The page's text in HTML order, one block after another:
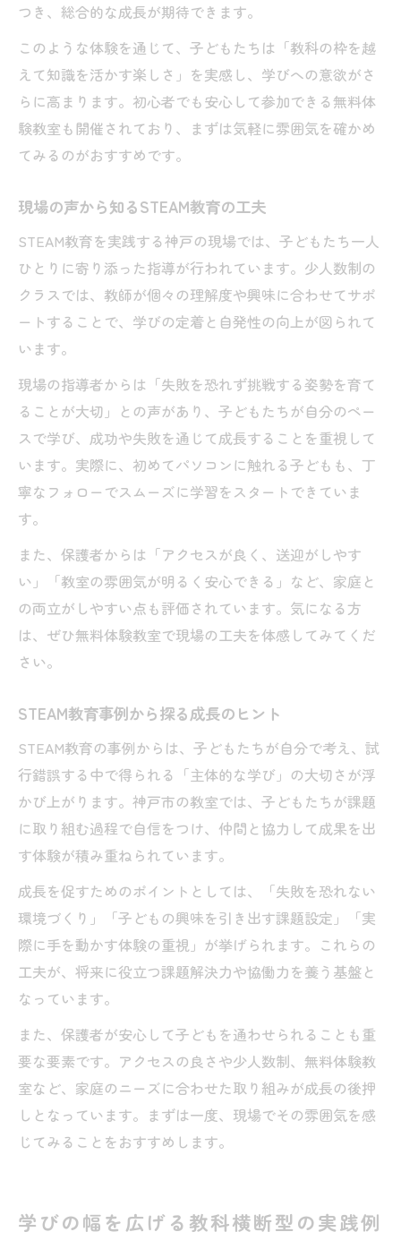
つき、総合的な成長が期待できます。
このような体験を通じて、子どもたちは「教科の枠を越
えて知識を活かす楽しさ」を実感し、学びへの意欲がさ
らに高まります。初心者でも安心して参加できる無料体
験教室も開催されており、まずは気軽に雰囲気を確かめ
てみるのがおすすめです。
現場の声から知るSTEAM教育の工夫
STEAM教育を実践する神戸の現場では、子どもたち一人
ひとりに寄り添った指導が行われています。少人数制の
クラスでは、教師が個々の理解度や興味に合わせてサポ
ートすることで、学びの定着と自発性の向上が図られて
います。
現場の指導者からは「失敗を恐れず挑戦する姿勢を育て
ることが大切」との声があり、子どもたちが自分のペー
スで学び、成功や失敗を通じて成長することを重視して
います。実際に、初めてパソコンに触れる子どもも、丁
寧なフォローでスムーズに学習をスタートできていま
す。
また、保護者からは「アクセスが良く、送迎がしやす
い」「教室の雰囲気が明るく安心できる」など、家庭と
の両立がしやすい点も評価されています。気になる方
は、ぜひ無料体験教室で現場の工夫を体感してみてくだ
さい。
STEAM教育事例から探る成長のヒント
STEAM教育の事例からは、子どもたちが自分で考え、試
行錯誤する中で得られる「主体的な学び」の大切さが浮
かび上がります。神戸市の教室では、子どもたちが課題
に取り組む過程で自信をつけ、仲間と協力して成果を出
す体験が積み重ねられています。
成長を促すためのポイントとしては、「失敗を恐れない
環境づくり」「子どもの興味を引き出す課題設定」「実
際に手を動かす体験の重視」が挙げられます。これらの
工夫が、将来に役立つ課題解決力や協働力を養う基盤と
なっています。
また、保護者が安心して子どもを通わせられることも重
要な要素です。アクセスの良さや少人数制、無料体験教
室など、家庭のニーズに合わせた取り組みが成長の後押
しとなっています。まずは一度、現場でその雰囲気を感
じてみることをおすすめします。
学びの幅を広げる教科横断型の実践例